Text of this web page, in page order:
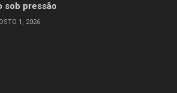
sob pressão
1, 2026